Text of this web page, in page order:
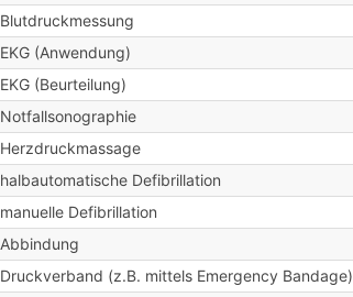
Blutdruckmessung
EKG (Anwendung)
EKG (Beurteilung)
Notfallsonographie
Herzdruckmassage
halbautomatische Defibrillation
manuelle Defibrillation
Abbindung
Druckverband (z.B. mittels Emergency Bandage)